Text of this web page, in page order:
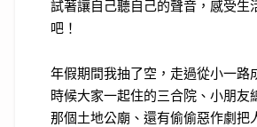
試著讓自己聽自己的聲音，感受生
吧！
年假期間我抽了空，走過從小一路
時候大家一起住的三合院、小朋友
那個土地公廟、還有偷偷惡作劇把